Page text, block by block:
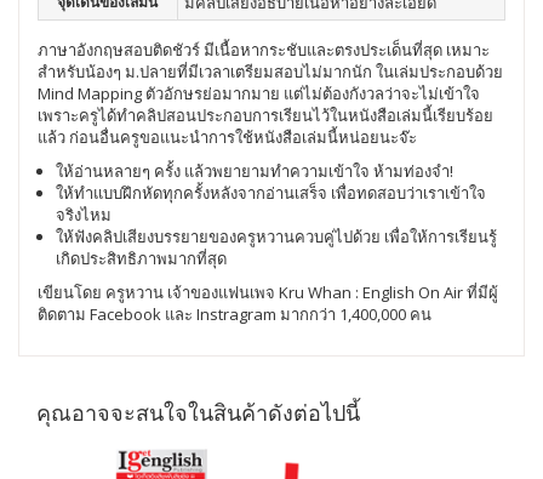
ภาษาอังกฤษสอบติดชัวร์ มีเนื้อหากระชับและตรงประเด็นที่สุด เหมาะ
สำหรับน้องๆ ม.ปลายที่มีเวลาเตรียมสอบไม่มากนัก ในเล่มประกอบด้วย
Mind Mapping ตัวอักษรย่อมากมาย แต่ไม่ต้องกังวลว่าจะไม่เข้าใจ
เพราะครูได้ทำคลิปสอนประกอบการเรียนไว้ในหนังสือเล่มนี้เรียบร้อย
แล้ว ก่อนอื่นครูขอแนะนำการใช้หนังสือเล่มนี้หน่อยนะจ๊ะ
ให้อ่านหลายๆ ครั้ง แล้วพยายามทำความเข้าใจ ห้ามท่องจำ!
ให้ทำแบบฝึกหัดทุกครั้งหลังจากอ่านเสร็จ เพื่อทดสอบว่าเราเข้าใจ
จริงไหม
ให้ฟังคลิปเสียงบรรยายของครูหวานควบคู่ไปด้วย เพื่อให้การเรียนรู้
เกิดประสิทธิภาพมากที่สุด
เขียนโดย ครูหวาน เจ้าของแฟนเพจ Kru Whan : English On Air ที่มีผู้
ติดตาม Facebook และ Instragram มากกว่า 1,400,000 คน
คุณอาจจะสนใจในสินค้าดังต่อไปนี้